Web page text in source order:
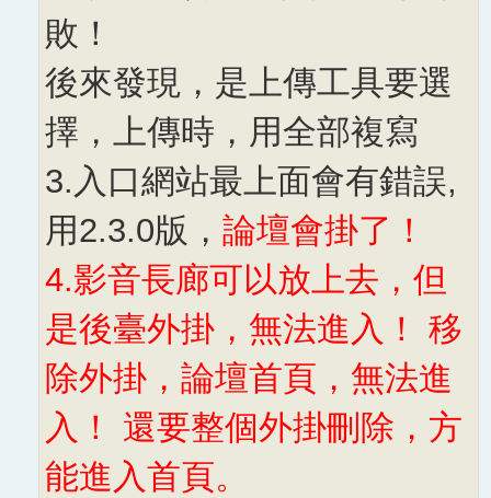
敗！
後來發現，是上傳工具要選
擇，上傳時，用全部複寫
3.入口網站最上面會有錯誤,
用2.3.0版， 論壇會掛了！
4.影音長廊可以放上去，但
是後臺外掛，無法進入！ 移
除外掛，論壇首頁，無法進
入！ 還要整個外掛刪除，方
能進入首頁。